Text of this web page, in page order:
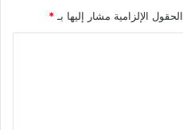
الحقول الإلزامية مشار إليها بـ*